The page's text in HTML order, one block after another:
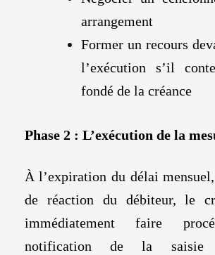
arrangement
Former un recours
l’exécution s’il
fondé de la créance
Phase 2 : L’exécution de la
À l’expiration du délai mensuel,
de réaction du débiteur, le
immédiatement faire
notification de la saisie